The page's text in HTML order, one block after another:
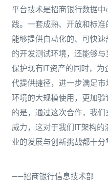
平台技术是招商银行数据
践。一套成熟、开放和标
能够提供自动化的、可快
的开发测试环境，还能够
保护现有IT资产的同时，
代提供捷径，进一步满足
环境的大规模使用，更加
的是，通过这次合作，我
威力，这对于我们IT架构
业的发展与创新挑战都十分
——招商银行信息技术部